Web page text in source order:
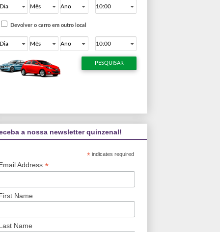
a nossa newsletter quinzenal!
*indicates required
Address *
Name
Name